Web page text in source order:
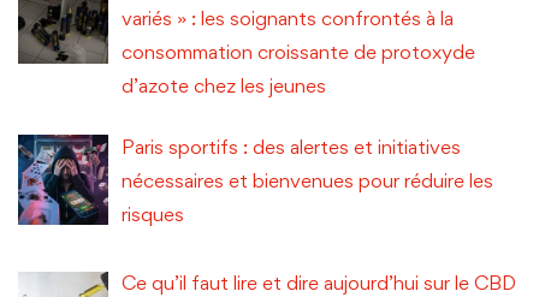
variés » : les soignants confrontés à la
consommation croissante de protoxyde
d’azote chez les jeunes
Paris sportifs : des alertes et initiatives
nécessaires et bienvenues pour réduire les
risques
Ce qu’il faut lire et dire aujourd’hui sur le CBD